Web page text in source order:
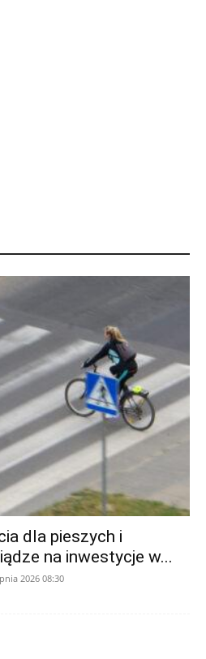
dla pieszych i
na inwestycje w...
2026 08:30